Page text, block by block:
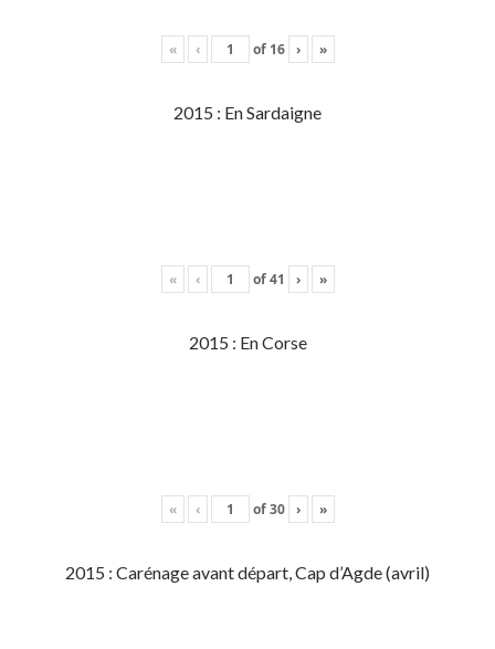
« ‹ of 16 › »
2015 : En Sardaigne
« ‹ of41 › »
2015 : En Corse
« ‹ of30 › »
2015 : Carénage avant départ, Cap d’Agde (avril)